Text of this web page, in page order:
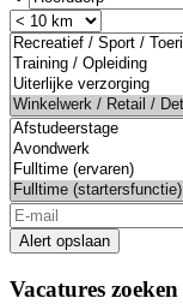
Alert opslaan
Vacatures zoeken